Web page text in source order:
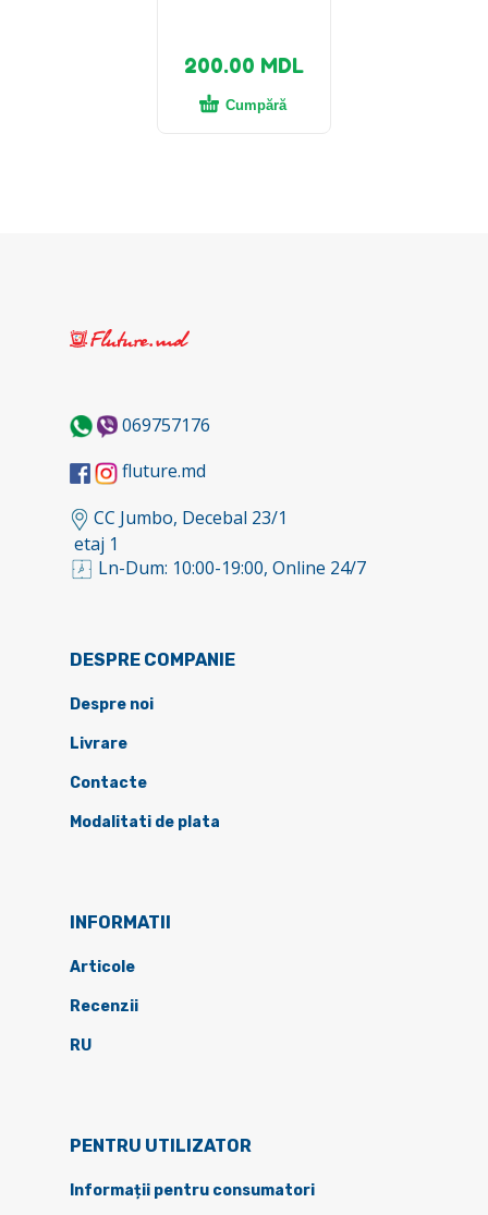
200.00 MDL
Cumpără
069757176
fluture.md
CC Jumbo, Decebal 23/1
etaj 1
Ln-Dum: 10:00-19:00, Online 24/7
DESPRE COMPANIE
Despre noi
Livrare
Contacte
Modalitati de plata
INFORMATII
Articole
Recenzii
RU
PENTRU UTILIZATOR
Informații pentru consumatori